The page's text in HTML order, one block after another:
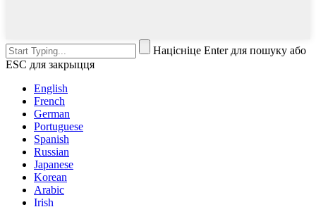
Націсніце Enter для пошуку або
ESC для закрыцця
English
French
German
Portuguese
Spanish
Russian
Japanese
Korean
Arabic
Irish